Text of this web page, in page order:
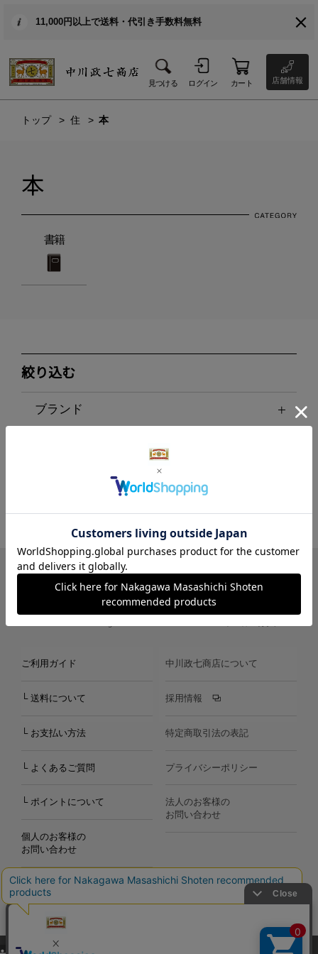
11,000円以上で送料・代引き手数料無料
見つける ログイン カート 店舗情報
トップ 住 本
本
書籍
絞り込む
ブランド
ご利用ガイド
└ 送料について
└ お支払い方法
└ よくあるご質問
└ ポイントについて
個人のお客様の
お問い合わせ
中川政七商店について
採用情報
特定商取引法の表記
プライバシーポリシー
法人のお客様の
お問い合わせ